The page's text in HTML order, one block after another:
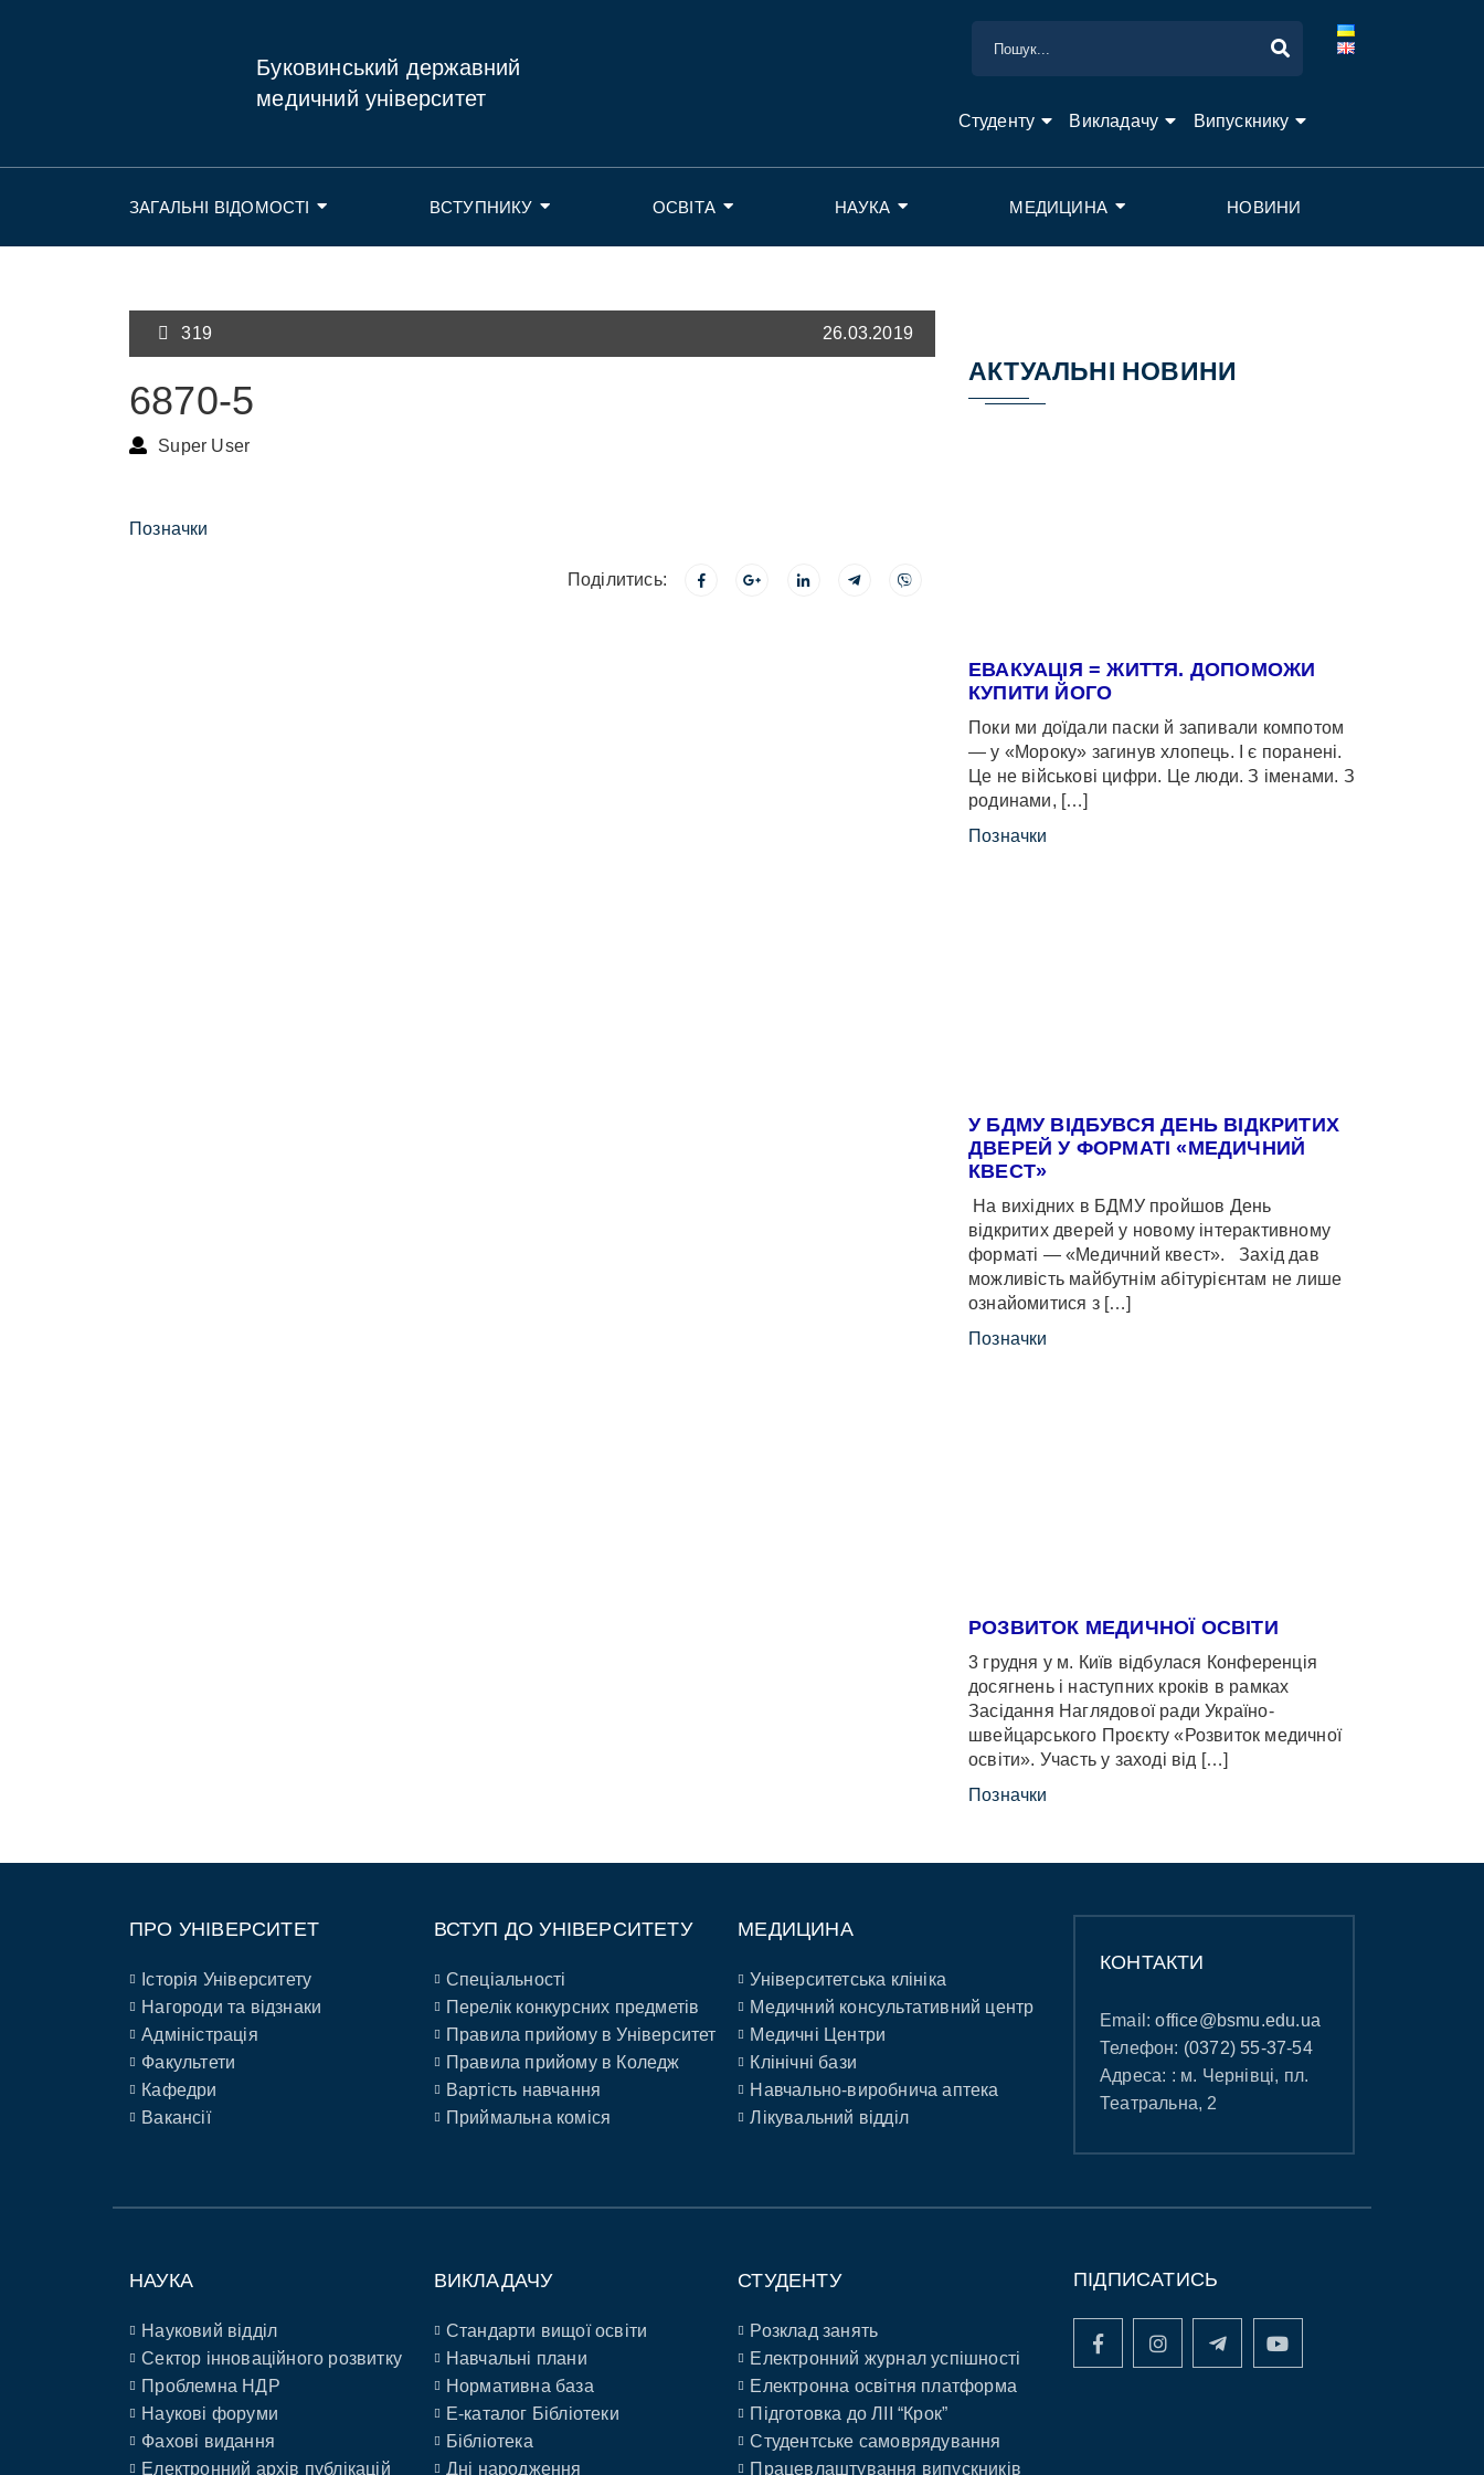
Буковинський державний
медичний університет
Студенту Викладачу Випускнику
ЗАГАЛЬНІ ВІДОМОСТІ ВСТУПНИКУ ОСВІТА НАУКА МЕДИЦИНА НОВИНИ
319 26.03.2019
6870-5
Super User
Позначки
Поділитись:
АКТУАЛЬНІ НОВИНИ
ЕВАКУАЦІЯ = ЖИТТЯ. ДОПОМОЖИ
КУПИТИ ЙОГО
Поки ми доїдали паски й запивали компотом
— у «Мороку» загинув хлопець. І є поранені.
Це не військові цифри. Це люди. З іменами. З
родинами, […]
Позначки
У БДМУ ВІДБУВСЯ ДЕНЬ ВІДКРИТИХ
ДВЕРЕЙ У ФОРМАТІ «МЕДИЧНИЙ
КВЕСТ»
На вихідних в БДМУ пройшов День
відкритих дверей у новому інтерактивному
форматі — «Медичний квест». Захід дав
можливість майбутнім абітурієнтам не лише
ознайомитися з […]
Позначки
РОЗВИТОК МЕДИЧНОЇ ОСВІТИ
3 грудня у м. Київ відбулася Конференція
досягнень і наступних кроків в рамках
Засідання Наглядової ради Україно-
швейцарського Проєкту «Розвиток медичної
освіти». Участь у заході від […]
Позначки
ПРО УНІВЕРСИТЕТ
Історія Університету
Нагороди та відзнаки
Адміністрація
Факультети
Кафедри
Вакансії
ВСТУП ДО УНІВЕРСИТЕТУ
Спеціальності
Перелік конкурсних предметів
Правила прийому в Університет
Правила прийому в Коледж
Вартість навчання
Приймальна коміся
МЕДИЦИНА
Університетська клініка
Медичний консультативний центр
Медичні Центри
Клінічні бази
Навчально-виробнича аптека
Лікувальний відділ
КОНТАКТИ
Email:office@bsmu.edu.ua
Телефон: (0372) 55-37-54
Адреса: : м. Чернівці, пл.
Театральна, 2
НАУКА
Науковий відділ
Сектор інноваційного розвитку
Проблемна НДР
Наукові форуми
Фахові видання
Електронний архів публікацій
ВИКЛАДАЧУ
Стандарти вищої освіти
Навчальні плани
Нормативна база
E-каталог Бібліотеки
Бібліотека
Дні народження
СТУДЕНТУ
Розклад занять
Електронний журнал успішності
Електронна освітня платформа
Підготовка до ЛІІ “Крок”
Студентське самоврядування
Працевлаштування випускників
ПІДПИСАТИСЬ